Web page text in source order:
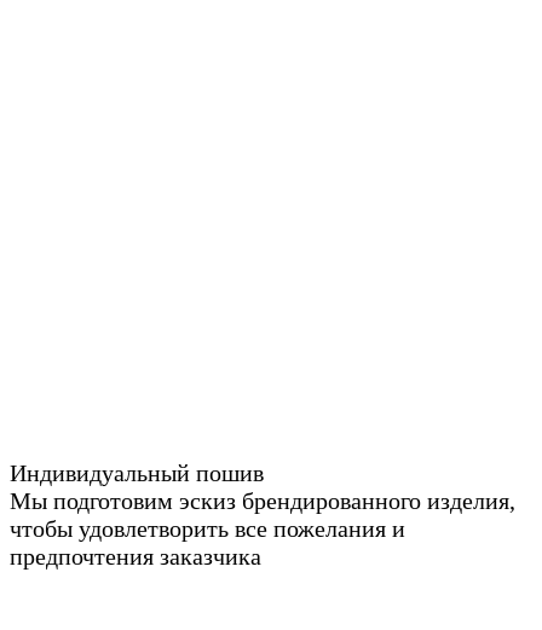
Индивидуальный пошив
Мы подготовим эскиз брендированного изделия,
чтобы удовлетворить все пожелания и
предпочтения заказчика